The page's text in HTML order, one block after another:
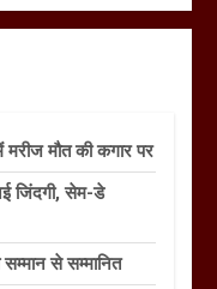
मरीज मौत की कगार पर
जिंदगी, सेम-डे
से सम्मानित